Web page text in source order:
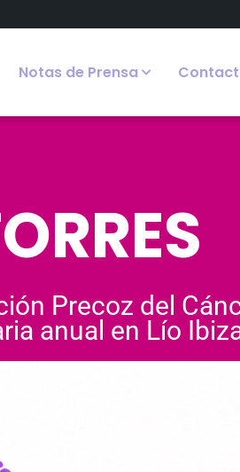
Notas de Prensa
Precoz del
anual en Lío